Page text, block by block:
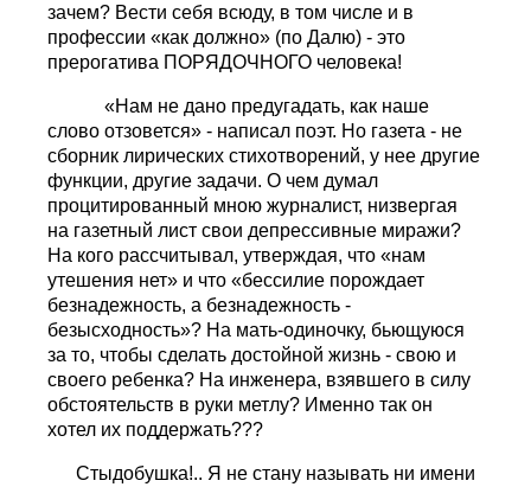
зачем? Вести себя всюду, в том числе и в
профессии «как должно» (по Далю) - это
прерогатива ПОРЯДОЧНОГО человека!
«Нам не дано предугадать, как наше
слово отзовется» - написал поэт. Но газета - не
сборник лирических стихотворений, у нее другие
функции, другие задачи. О чем думал
процитированный мною журналист, низвергая
на газетный лист свои депрессивные миражи?
На кого рассчитывал, утверждая, что «нам
утешения нет» и что «бессилие порождает
безнадежность, а безнадежность -
безысходность»? На мать-одиночку, бьющуюся
за то, чтобы сделать достойной жизнь - свою и
своего ребенка? На инженера, взявшего в силу
обстоятельств в руки метлу? Именно так он
хотел их поддержать???
Стыдобушка!.. Я не стану называть ни имени